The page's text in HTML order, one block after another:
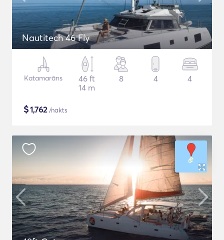
Nautitech 46 Fly
Katamarāns
46 ft
14 m
8 4 4
$1,762/nakts